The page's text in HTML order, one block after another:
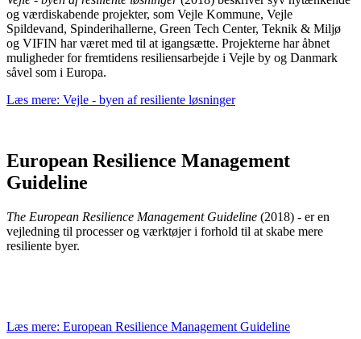
og værdiskabende projekter, som Vejle Kommune, Vejle
Spildevand, Spinderihallerne, Green Tech Center, Teknik & Miljø
og VIFIN har været med til at igangsætte. Projekterne har åbnet
muligheder for fremtidens resiliensarbejde i Vejle by og Danmark
såvel som i Europa.
час. Особливо корисно для тих, хто працює дистанційно або
пересування.
Læs mere: Vejle - byen af resiliente løsninger
European Resilience Management
Guideline
The European Resilience Management Guideline (2018) - er en
vejledning til processer og værktøjer i forhold til at skabe mere
resiliente byer.
Læs mere: European Resilience Management Guideline